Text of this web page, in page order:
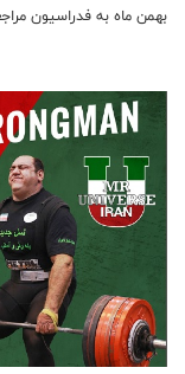
بهمن ماه به فدراسیون